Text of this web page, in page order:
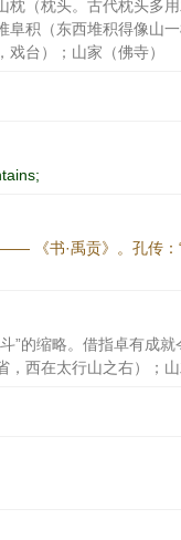
枕（枕头。古代枕头多
阜积（东西堆积得像山
戏台）；山家（佛寺）
《书·禹贡》。孔传：
”的缩略。借指卓有成就
，西在太行山之右）；山